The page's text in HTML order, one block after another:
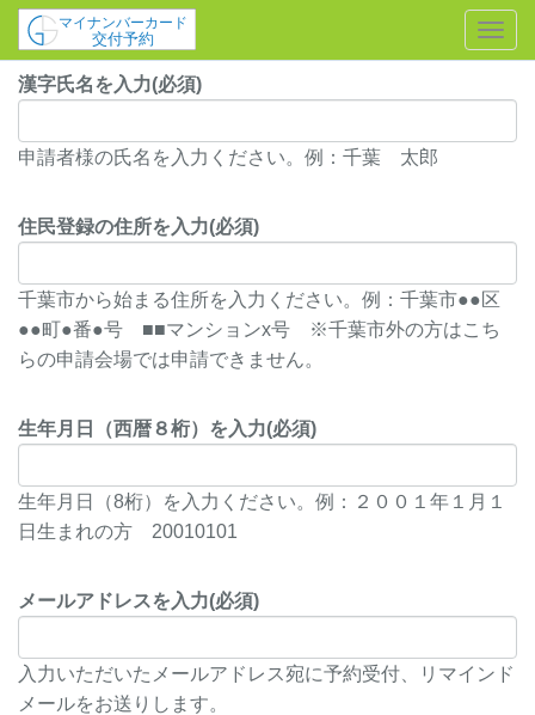
漢字氏名を入力(必須)
申請者様の氏名を入力ください。例：千葉 太郎
住民登録の住所を入力(必須)
千葉市から始まる住所を入力ください。例：千葉市●●区
●●町●番●号 ■■マンションx号 ※千葉市外の方はこち
らの申請会場では申請できません。
生年月日（西暦８桁）を入力(必須)
生年月日（8桁）を入力ください。例：２００１年１月１
日生まれの方 20010101
メールアドレスを入力(必須)
入力いただいたメールアドレス宛に予約受付、リマインド
メールをお送りします。